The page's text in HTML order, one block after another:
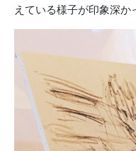
えている様子が印象深か